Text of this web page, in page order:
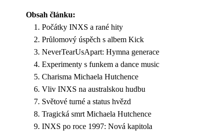
Obsah článku:
Počátky INXS a rané hity
Průlomový úspěch s albem Kick
NeverTearUsApart: Hymna generace
Experimenty s funkem a dance music
Charisma Michaela Hutchence
Vliv INXS na australskou hudbu
Světové turné a status hvězd
Tragická smrt Michaela Hutchence
INXS po roce 1997: Nová kapitola